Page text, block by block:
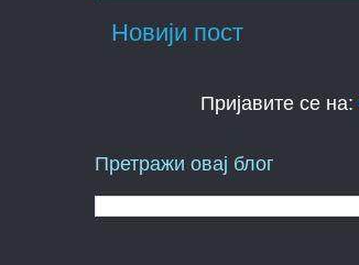
Новији пост
Пријавите се на:
Претражи овај блог